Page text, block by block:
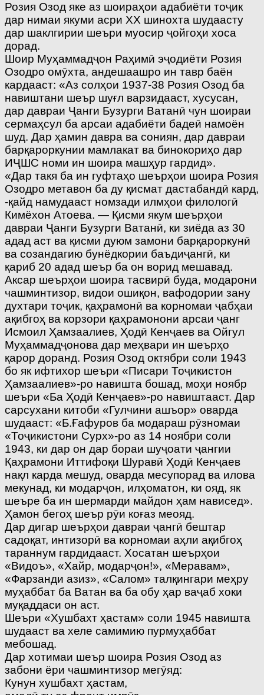
Розия Озод яке аз шоираҳои адабиёти тоҷик
дар нимаи якуми асри ХХ шинохта шудаасту
дар шаклгирии шеъри муосир ҷойгоҳи хоса
дорад.
Шоир Муҳаммадҷон Раҳимӣ эҷодиёти Розия
Озодро омӯхта, андешаашро ин тавр баён
кардааст: «Аз солҳои 1937-38 Розия Озод ба
навиштани шеър шуғл варзидааст, хусусан,
дар давраи Ҷанги Бузурги Ватанӣ чун шоираи
сермаҳсул ба арсаи адабиёти бадеӣ намоён
шуд. Дар ҳамин давра ва сониян, дар давраи
барқароркунии мамлакат ва бинокориҳо дар
ИҶШС номи ин шоира машҳур гардид».
«Дар такя ба ин гуфтаҳо шеърҳои шоира Розия
Озодро метавон ба ду қисмат дастабандӣ кард,
-қайд намудааст номзади илмҳои филологӣ
Кимёхон Атоева. — Қисми якум шеърҳои
давраи Ҷанги Бузурги Ватанӣ, ки зиёда аз 30
адад аст ва қисми дуюм замони барқароркунӣ
ва созандагию бунёдкории баъдиҷангӣ, ки
қариб 20 адад шеър ба он ворид мешавад.
Аксар шеърҳои шоира тасвирӣ буда, модарони
чашминтизор, видои ошиқон, вафодории зану
духтари тоҷик, қаҳрамонӣ ва корномаи ҷабҳаи
ақибгоҳ ва корзори қаҳрамонони арсаи ҷанг
Исмоил Ҳамзаалиев, Ҳодӣ Кенҷаев ва Ойгул
Муҳаммадҷонова дар меҳвари ин шеърҳо
қарор доранд. Розия Озод октябри соли 1943
бо як ифтихор шеъри «Писари Тоҷикистон
Ҳамзаалиев»-ро навишта бошад, моҳи ноябр
шеъри «Ба Ҳодӣ Кенҷаев»-ро навиштааст. Дар
сарсухани китоби «Гулчини ашъор» оварда
шудааст: «Б.Ғафуров ба модараш рӯзномаи
«Тоҷикистони Сурх»-ро аз 14 ноябри соли
1943, ки дар он дар бораи шуҷоати ҷангии
Қаҳрамони Иттифоқи Шуравӣ Ҳодӣ Кенҷаев
нақл карда мешуд, оварда месупорад ва илова
мекунад, ки модарҷон, илҳоматон, ки ояд, як
шеъре ба ин шермарди майдон ҳам нависед».
Ҳамон бегоҳ шеър рӯи коғаз меояд.
Дар дигар шеърҳои давраи ҷангӣ бештар
садоқат, интизорӣ ва корномаи аҳли ақибгоҳ
тараннум гардидааст. Хосатан шеърҳои
«Видоъ», «Хайр, модарҷон!», «Меравам»,
«Фарзанди азиз», «Салом» талқингари меҳру
муҳаббат ба Ватан ва ба обу ҳар ваҷаб хоки
муқаддаси он аст.
Шеъри «Хушбахт ҳастам» соли 1945 навишта
шудааст ва хеле самимию пурмуҳаббат
мебошад.
Дар хотимаи шеър шоира Розия Озод аз
забони ёри чашминтизор мегӯяд:
Кунун хушбахт ҳастам,